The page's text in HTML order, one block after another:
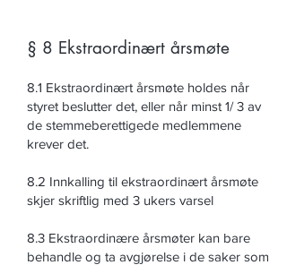
§ 8 Ekstraordinært årsmøte
8.1 Ekstraordinært årsmøte holdes når
styret beslutter det, eller når minst 1/ 3 av
de stemmeberettigede medlemmene
krever det.
8.2 Innkalling til ekstraordinært årsmøte
skjer skriftlig med 3 ukers varsel
8.3 Ekstraordinære årsmøter kan bare
behandle og ta avgjørelse i de saker som